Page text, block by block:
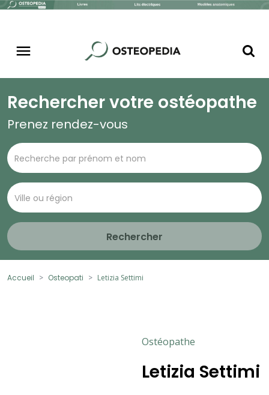
Rechercher votre ostéopathe
Prenez rendez-vous
Rechercher
Accueil Osteopati Letizia Settimi
Ostéopathe
Letizia Settimi